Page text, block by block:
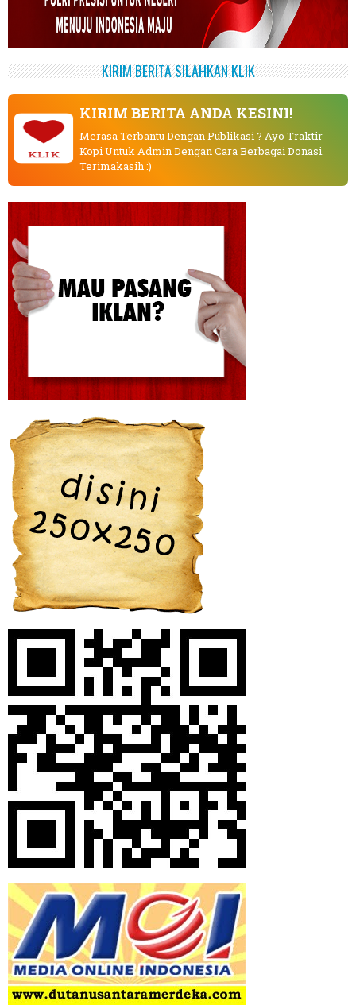
KIRIM BERITA SILAHKAN KLIK
KLIK
KIRIM BERITA ANDA KESINI!
Merasa Terbantu Dengan Publikasi ? Ayo Traktir
Kopi Untuk Admin Dengan Cara Berbagai Donasi.
Terimakasih :)